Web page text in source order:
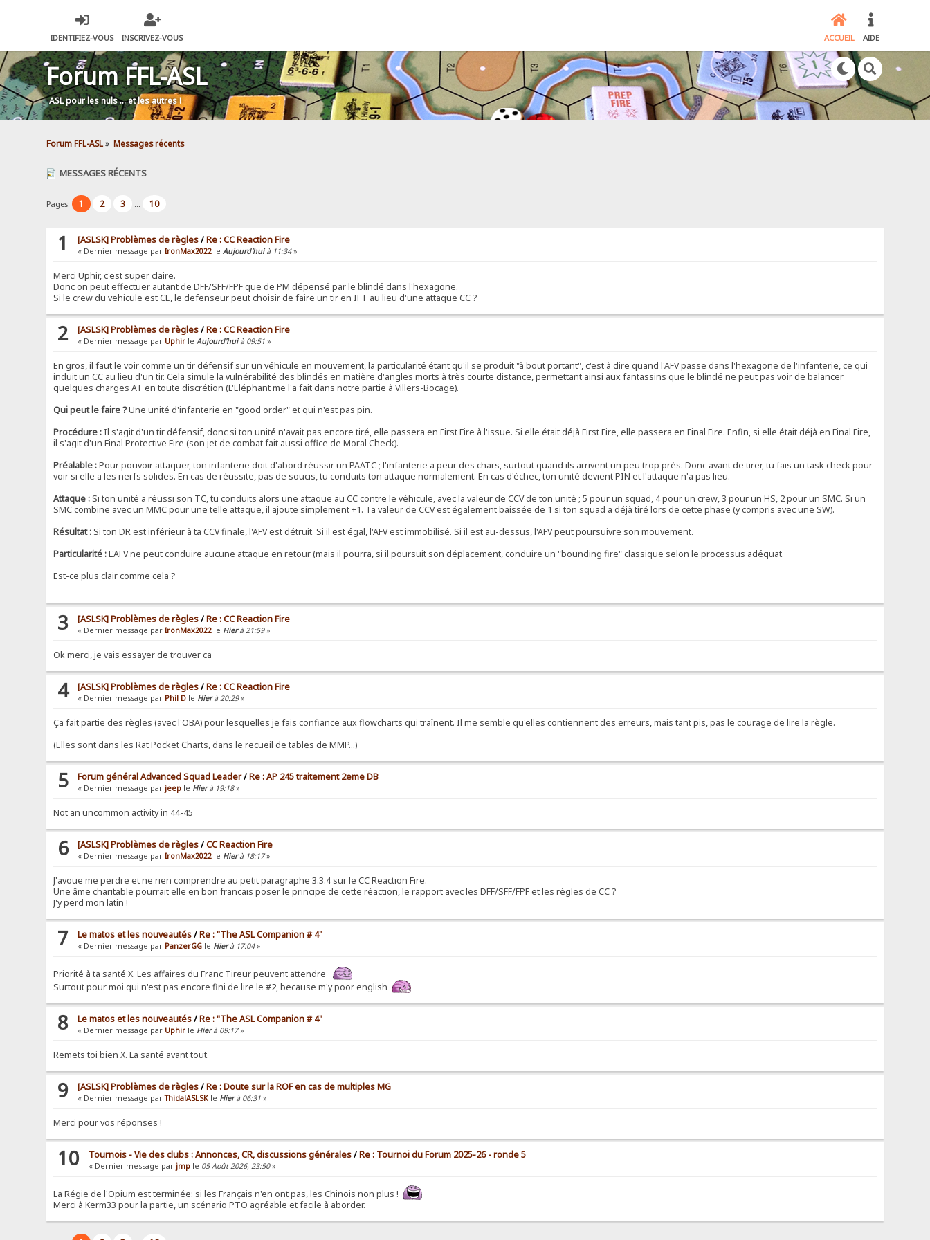
IDENTIFIEZ-VOUS INSCRIVEZ-VOUS ACCUEIL AIDE
Forum FFL-ASL
ASL pour les nuls … et les autres !
Forum FFL-ASL» Messages récents
MESSAGES RÉCENTS
Pages: 1 2 3 ... 10
1 [ASLSK] Problèmes de règles/Re : CC Reaction Fire
« Dernier message parIronMax2022 le Aujourd'huià 11:34»
Merci Uphir, c'est super claire.
Donc on peut effectuer autant de DFF/SFF/FPF que de PM dépensé par le blindé dans l'hexagone.
Si le crew du vehicule est CE, le defenseur peut choisir de faire un tir en IFT au lieu d'une attaque CC ?
2 [ASLSK] Problèmes de règles/Re : CC Reaction Fire
« Dernier message par Uphir le Aujourd'huià 09:51 »
En gros, il faut le voir comme un tir défensif sur un véhicule en mouvement, la particularité étant qu'il se produit "à bout portant", c'est à dire quand l'AFV passe dans l'hexagone de l'infanterie, ce qui
induit un CC au lieu d'un tir. Cela simule la vulnérabilité des blindés en matière d'angles morts à très courte distance, permettant ainsi aux fantassins que le blindé ne peut pas voir de balancer
quelques charges AT en toute discrétion (L'Eléphant me l'a fait dans notre partie à Villers-Bocage).
Qui peut le faire ?Une unité d'infanterie en "good order" et qui n'est pas pin.
Procédure :Il s'agit d'un tir défensif, donc si ton unité n'avait pas encore tiré, elle passera en First Fire à l'issue. Si elle était déjà First Fire, elle passera en Final Fire. Enfin, si elle était déjà en Final Fire,
il s'agit d'un Final Protective Fire (son jet de combat fait aussi office de Moral Check).
Préalable :Pour pouvoir attaquer, ton infanterie doit d'abord réussir un PAATC ; l'infanterie a peur des chars, surtout quand ils arrivent un peu trop près. Donc avant de tirer, tu fais un task check pour
voir si elle a les nerfs solides. En cas de réussite, pas de soucis, tu conduits ton attaque normalement. En cas d'échec, ton unité devient PIN et l'attaque n'a pas lieu.
Attaque : Si ton unité a réussi son TC, tu conduits alors une attaque au CC contre le véhicule, avec la valeur de CCV de ton unité ; 5 pour un squad, 4 pour un crew, 3 pour un HS, 2 pour un SMC. Si un
SMC combine avec un MMC pour une telle attaque, il ajoute simplement +1. Ta valeur de CCV est également baissée de 1 si ton squad a déjà tiré lors de cette phase (y compris avec une SW).
Résultat : Si ton DR est inférieur à ta CCV finale, l'AFV est détruit. Si il est égal, l'AFV est immobilisé. Si il est au-dessus, l'AFV peut poursuivre son mouvement.
Particularité :L'AFV ne peut conduire aucune attaque en retour (mais il pourra, si il poursuit son déplacement, conduire un "bounding fire" classique selon le processus adéquat.
Est-ce plus clair comme cela ?
3 [ASLSK] Problèmes de règles/Re : CC Reaction Fire
« Dernier message parIronMax2022 le Hierà 21:59»
Ok merci, je vais essayer de trouver ca
4 [ASLSK] Problèmes de règles/Re : CC Reaction Fire
« Dernier message par Phil D le Hierà 20:29»
Ça fait partie des règles (avec l'OBA) pour lesquelles je fais confiance aux flowcharts qui traînent. Il me semble qu'elles contiennent des erreurs, mais tant pis, pas le courage de lire la règle.
(Elles sont dans les Rat Pocket Charts, dans le recueil de tables de MMP...)
5 Forum général Advanced Squad Leader/Re : AP 245 traitement 2eme DB
« Dernier message par jeep le Hierà 19:18»
Not an uncommon activity in 44-45
6 [ASLSK] Problèmes de règles/CC Reaction Fire
« Dernier message parIronMax2022 le Hierà 18:17»
J'avoue me perdre et ne rien comprendre au petit paragraphe 3.3.4 sur le CC Reaction Fire.
Une âme charitable pourrait elle en bon francais poser le principe de cette réaction, le rapport avec les DFF/SFF/FPF et les règles de CC ?
J'y perd mon latin !
7 Le matos et les nouveautés/Re : "The ASL Companion # 4"
« Dernier message par PanzerGG le Hierà 17:04»
Priorité à ta santé X. Les affaires du Franc Tireur peuvent attendre
Surtout pour moi qui n'est pas encore fini de lire le #2, because m'y poor english
8 Le matos et les nouveautés/Re : "The ASL Companion # 4"
« Dernier message par Uphir le Hierà 09:17»
Remets toi bien X. La santé avant tout.
9 [ASLSK] Problèmes de règles/Re : Doute sur la ROF en cas de multiples MG
« Dernier message parThidalASLSK le Hierà 06:31 »
Merci pour vos réponses !
10 Tournois - Vie des clubs : Annonces, CR, discussions générales/Re : Tournoi du Forum 2025-26 - ronde 5
« Dernier message par jmp le 05 Août 2026, 23:50»
La Régie de l'Opium est terminée: si les Français n'en ont pas, les Chinois non plus !
Merci à Kerm33 pour la partie, un scénario PTO agréable et facile à aborder.